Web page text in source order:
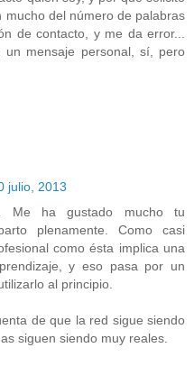
mucho del número de palabras
de contacto, y me da error...
mensaje personal, sí, pero
julio, 2013
Me ha gustado mucho tu
plenamente. Como casi
como ésta implica una
y eso pasa por un
al principio.
de que la red sigue siendo
siguen siendo muy reales.